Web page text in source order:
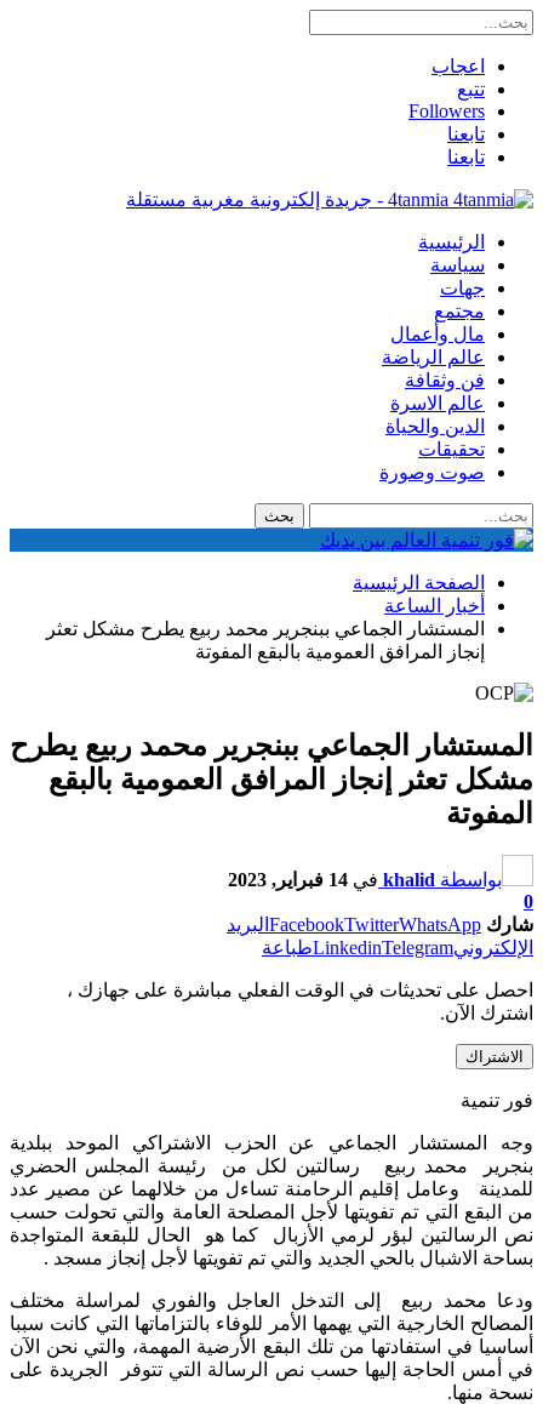
اعجاب
تتبع
Followers
تابعنا
تابعنا
4tanmia - جريدة إلكترونية مغربية مستقلة
الرئيسية
سياسة
جهات
مجتمع
مال وأعمال
عالم الرياضة
فن وثقافة
عالم الاسرة
الدين والحياة
تحقيقات
صوت وصورة
الصفحة الرئيسية
أخبار الساعة
المستشار الجماعي ببنجرير محمد ربيع يطرح مشكل تعثر
إنجاز المرافق العمومية بالبقع المفوتة
المستشار الجماعي ببنجرير محمد ربيع يطرح
مشكل تعثر إنجاز المرافق العمومية بالبقع
المفوتة
بواسطة khalid في 14 فبراير, 2023
0
شارك
FacebookTwitterWhatsApp
البريد
الإلكتروني
LinkedinTelegram طباعة
احصل على تحديثات في الوقت الفعلي مباشرة على جهازك ،
اشترك الآن.
الاشتراك
فور تنمية
وجه المستشار الجماعي عن الحزب الاشتراكي الموحد ببلدية
بنجرير محمد ربيع رسالتين لكل من رئيسة المجلس الحضري
للمدينة وعامل إقليم الرحامنة تساءل من خلالهما عن مصير عدد
من البقع التي تم تفويتها لأجل المصلحة العامة والتي تحولت حسب
نص الرسالتين لبؤر لرمي الأزبال كما هو الحال للبقعة المتواجدة
بساحة الاشبال بالحي الجديد والتي تم تفويتها لأجل إنجاز مسجد .
ودعا محمد ربيع إلى التدخل العاجل والفوري لمراسلة مختلف
المصالح الخارجية التي يهمها الأمر للوفاء بالتزاماتها التي كانت سببا
أساسيا في استفادتها من تلك البقع الأرضية المهمة، والتي نحن الآن
في أمس الحاجة إليها حسب نص الرسالة التي تتوفر الجريدة على
نسحة منها.